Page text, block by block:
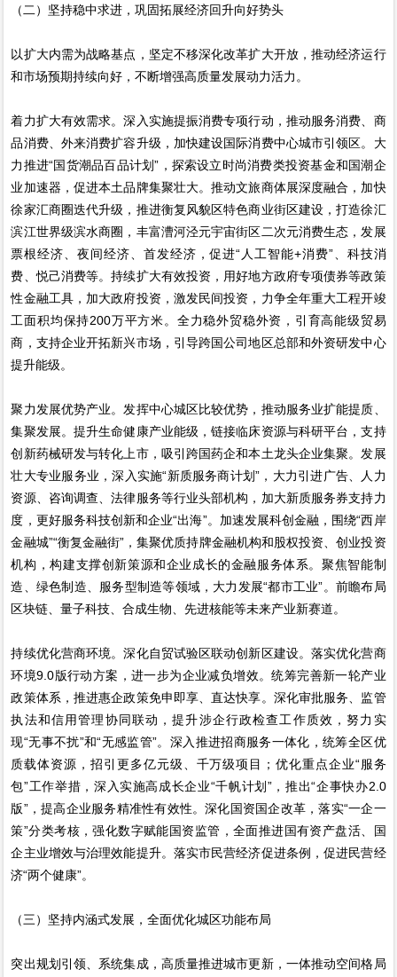
（二）坚持稳中求进，巩固拓展经济回升向好势头
以扩大内需为战略基点，坚定不移深化改革扩大开放，推动经济运行
和市场预期持续向好，不断增强高质量发展动力活力。
着力扩大有效需求。深入实施提振消费专项行动，推动服务消费、商
品消费、外来消费扩容升级，加快建设国际消费中心城市引领区。大
力推进“国货潮品百品计划”，探索设立时尚消费类投资基金和国潮企
业加速器，促进本土品牌集聚壮大。推动文旅商体展深度融合，加快
徐家汇商圈迭代升级，推进衡复风貌区特色商业街区建设，打造徐汇
滨江世界级滨水商圈，丰富漕河泾元宇宙街区二次元消费生态，发展
票根经济、夜间经济、首发经济，促进“人工智能+消费”、科技消
费、悦己消费等。持续扩大有效投资，用好地方政府专项债券等政策
性金融工具，加大政府投资，激发民间投资，力争全年重大工程开竣
工面积均保持200万平方米。全力稳外贸稳外资，引育高能级贸易
商，支持企业开拓新兴市场，引导跨国公司地区总部和外资研发中心
提升能级。
聚力发展优势产业。发挥中心城区比较优势，推动服务业扩能提质、
集聚发展。提升生命健康产业能级，链接临床资源与科研平台，支持
创新药械研发与转化上市，吸引跨国药企和本土龙头企业集聚。发展
壮大专业服务业，深入实施“新质服务商计划”，大力引进广告、人力
资源、咨询调查、法律服务等行业头部机构，加大新质服务券支持力
度，更好服务科技创新和企业“出海”。加速发展科创金融，围绕“西岸
金融城”“衡复金融街”，集聚优质持牌金融机构和股权投资、创业投资
机构，构建支撑创新策源和企业成长的金融服务体系。聚焦智能制
造、绿色制造、服务型制造等领域，大力发展“都市工业”。前瞻布局
区块链、量子科技、合成生物、先进核能等未来产业新赛道。
持续优化营商环境。深化自贸试验区联动创新区建设。落实优化营商
环境9.0版行动方案，进一步为企业减负增效。统筹完善新一轮产业
政策体系，推进惠企政策免申即享、直达快享。深化审批服务、监管
执法和信用管理协同联动，提升涉企行政检查工作质效，努力实
现“无事不扰”和“无感监管”。深入推进招商服务一体化，统筹全区优
质载体资源，招引更多亿元级、千万级项目；优化重点企业“服务
包”工作举措，深入实施高成长企业“千帆计划”，推出“企事快办2.0
版”，提高企业服务精准性有效性。深化国资国企改革，落实“一企一
策”分类考核，强化数字赋能国资监管，全面推进国有资产盘活、国
企主业增效与治理效能提升。落实市民营经济促进条例，促进民营经
济“两个健康”。
（三）坚持内涵式发展，全面优化城区功能布局
突出规划引领、系统集成，高质量推进城市更新，一体推动空间格局